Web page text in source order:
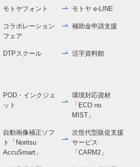
モトヤフォント モトヤ e-LINE
コラボレーション
フェア
補助金申請支援
DTPスクール 活字資料館
POD・インクジェ
ット
環境対応資材
「ECO no
MIST」
自動画像補正ソフ
ト「Noritsu
AccuSmart」
次世代型販促支援
サービス
「CARM2」